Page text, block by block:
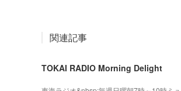
関連記事
TOKAI RADIO Morning Delight